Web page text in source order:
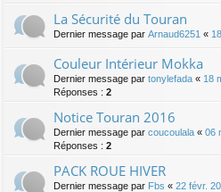
La Sécurité du Touran
Dernier message par Arnaud6251 «
Couleur Intérieur Mokka
Dernier message par tonylefada « 18
Réponses : 2
Notice Touran 2016
Dernier message par coucoulala « 06
Réponses : 2
PACK ROUE HIVER
Dernier message par Fbs « 22 févr.